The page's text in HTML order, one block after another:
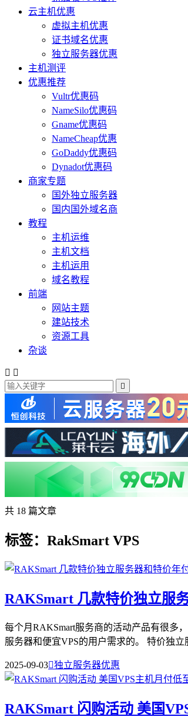
云主机优惠
虚拟主机优惠
证书域名优惠
独立服务器优惠
主机测评
优惠推荐
Vultr优惠码
NameSilo优惠码
Gname优惠码
NameCheap优惠
GoDaddy优惠码
Dynadot优惠码
商家专题
国外独立服务器
国内国外域名商
教程
主机运维
主机文档
主机运用
域名教程
前端
网站主题
建站技术
资源工具
杂谈
 

共 18 篇文章
标签：RakSmart VPS
RAKSmart 几款特价独立服
每个月RAKSmart服务商的活动产品有很多
服务器和便宜VPS的用户需求的。 特价独立
2025-09-03独立服务器优惠
RAKSmart 闪购活动 美国